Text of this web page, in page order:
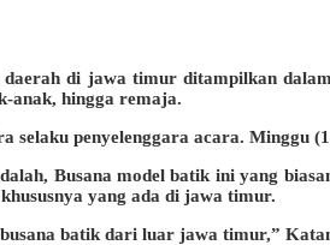
di jawa timur ditampilkan
anak, hingga remaja.
penyelenggara acara. Minggu
Busana model batik ini yang
yang ada di jawa timur.
batik dari luar jawa timur,”